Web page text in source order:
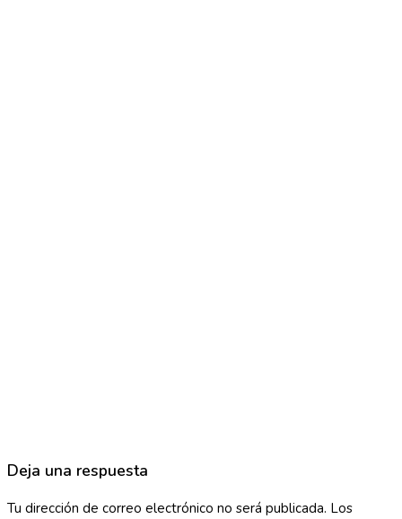
Deja una respuesta
Tu dirección de correo electrónico no será publicada. Los